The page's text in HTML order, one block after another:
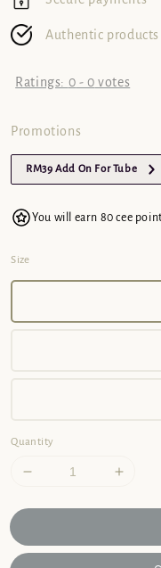
Authentic products
Ratings: 0 -0 votes
Promotions
RM39 Add On For Tube
You will earn 80 cee
Size
Quantity